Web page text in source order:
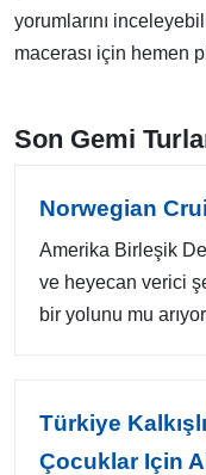
yorumlarını
macerası için hemen
Son Gemi
Norwegian
Amerika Birleşik
ve heyecan verici
bir yolunu mu
Türkiye
Çocuklar Için